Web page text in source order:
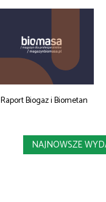
Raport Biogaz i Biometan
NAJNOWSZE